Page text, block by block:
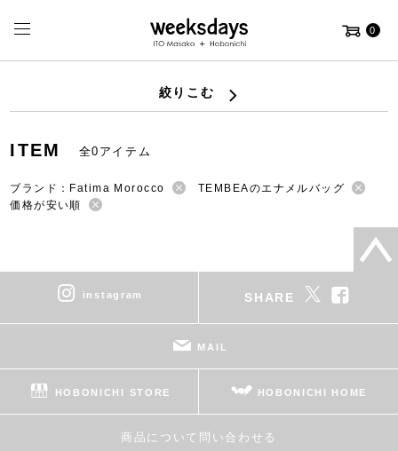
0
絞りこむ
ITEM 全0アイテム
ブランド：Fatima Morocco
TEMBEAのエナメルバッグ
価格が安い順
instagram SHARE
MAIL
HOBONICHI STORE HOBONICHI HOME
商品について問い合わせる